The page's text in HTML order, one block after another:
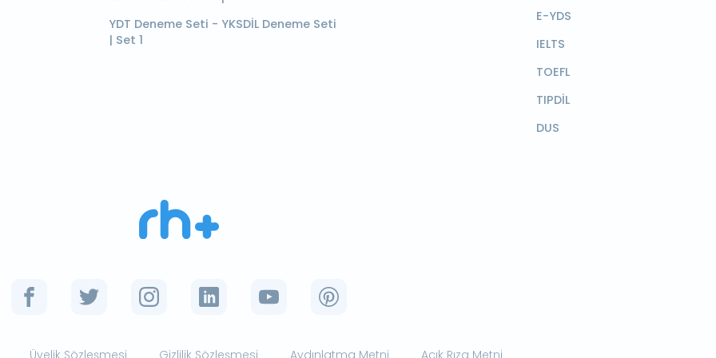
YDT Deneme Seti - YKSDİL Deneme Seti
| Set 1
E-YDS
IELTS
TOEFL
TIPDİL
DUS
Üyelik Sözleşmesi Gizlilik Sözleşmesi Aydınlatma Metni Açık Rıza Metni